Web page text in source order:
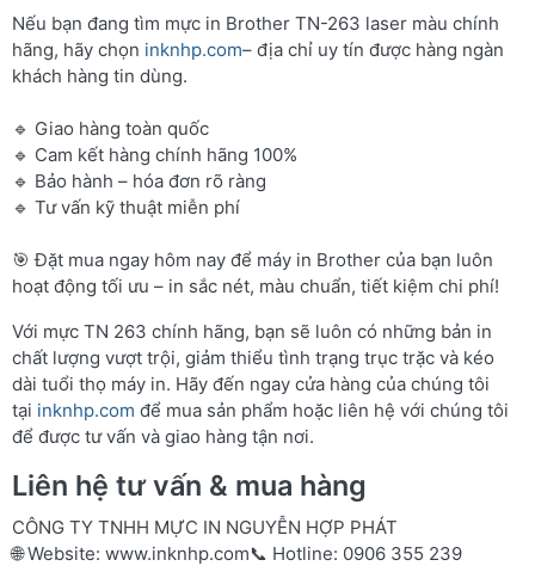
Nếu bạn đang tìm mực in Brother TN-263 laser màu chính
hãng, hãy chọn inknhp.com– địa chỉ uy tín được hàng ngàn
khách hàng tin dùng.
🔹 Giao hàng toàn quốc
🔹 Cam kết hàng chính hãng 100%
🔹 Bảo hành – hóa đơn rõ ràng
🔹 Tư vấn kỹ thuật miễn phí
🎯 Đặt mua ngay hôm nay để máy in Brother của bạn luôn
hoạt động tối ưu – in sắc nét, màu chuẩn, tiết kiệm chi phí!
Với mực TN 263 chính hãng, bạn sẽ luôn có những bản in
chất lượng vượt trội, giảm thiểu tình trạng trục trặc và kéo
dài tuổi thọ máy in. Hãy đến ngay cửa hàng của chúng tôi
tại inknhp.com để mua sản phẩm hoặc liên hệ với chúng tôi
để được tư vấn và giao hàng tận nơi.
Liên hệ tư vấn & mua hàng
CÔNG TY TNHH MỰC IN NGUYỄN HỢP PHÁT
🌐 Website: www.inknhp.com📞 Hotline: 0906 355 239